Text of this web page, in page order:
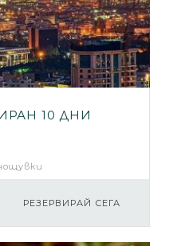
10 ДНИ
РЕЗЕРВИРАЙ СЕГА